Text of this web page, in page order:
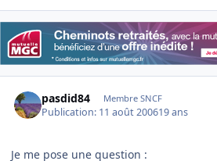
pasdid84 Membre SNCF
Publication: 11 août 200619 ans
Je me pose une question :